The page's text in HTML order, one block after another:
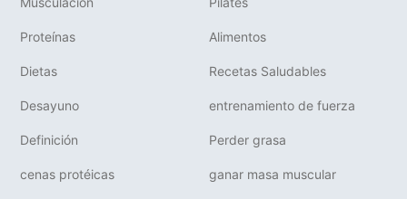
Proteínas Alimentos
Dietas Recetas Saludables
Desayuno entrenamiento de fuerza
Definición Perder grasa
cenas protéicas ganar masa muscular